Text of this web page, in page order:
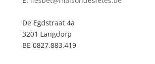
De Egdstraat 4a
3201 Langdorp
BE 0827.883.419